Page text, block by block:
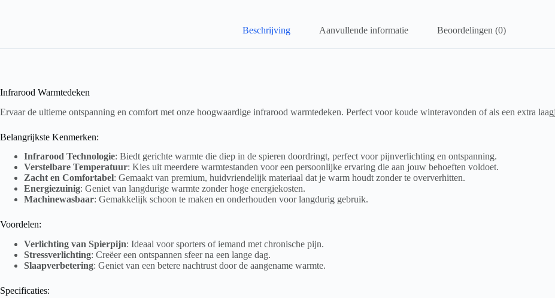
Beschrijving Aanvullende informatie Beoordelingen (0)
Infrarood Warmtedeken
Ervaar de ultieme ontspanning en comfort met onze hoogwaardige infrarood warmtedeken. Perfect voor koude winteravonden of als een extra
Belangrijkste Kenmerken:
Infrarood Technologie: Biedt gerichte warmte die diep in de spieren doordringt, perfect voor pijnverlichting en ontspanning.
Verstelbare Temperatuur: Kies uit meerdere warmtestanden voor een persoonlijke ervaring die aan jouw behoeften voldoet.
Zacht en Comfortabel: Gemaakt van premium, huidvriendelijk materiaal dat je warm houdt zonder te oververhitten.
Energiezuinig: Geniet van langdurige warmte zonder hoge energiekosten.
Machinewasbaar: Gemakkelijk schoon te maken en onderhouden voor langdurig gebruik.
Voordelen:
Verlichting van Spierpijn: Ideaal voor sporters of iemand met chronische pijn.
Stressverlichting: Creëer een ontspannen sfeer na een lange dag.
Slaapverbetering: Geniet van een betere nachtrust door de aangename warmte.
Specificaties: